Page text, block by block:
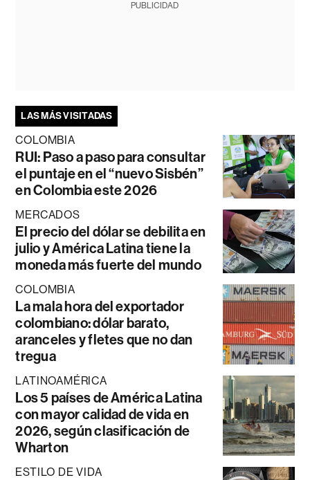
PUBLICIDAD
LAS MÁS VISITADAS
COLOMBIA
RUI: Paso a paso para consultar
el puntaje en el “nuevo Sisbén”
en Colombia este 2026
MERCADOS
El precio del dólar se debilita en
julio y América Latina tiene la
moneda más fuerte del mundo
COLOMBIA
La mala hora del exportador
colombiano: dólar barato,
aranceles y fletes que no dan
tregua
LATINOAMÉRICA
Los 5 países de América Latina
con mayor calidad de vida en
2026, según clasificación de
Wharton
ESTILO DE VIDA